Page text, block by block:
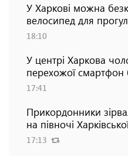
У Харкові можна
велосипед для
18:10
У центрі Харкова
перехожої смартфон
17:41
Прикордонники
на півночі
17:13